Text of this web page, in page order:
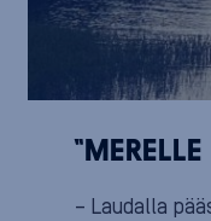
– Laudalla